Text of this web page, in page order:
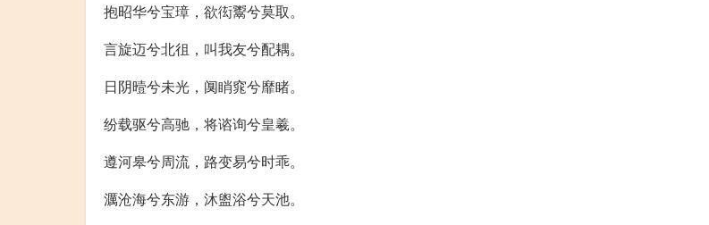
抱昭华兮宝璋，欲衒鬻兮莫取。
言旋迈兮北徂，叫我友兮配耦。
日阴曀兮未光，阒睄窕兮靡睹。
纷载驱兮高驰，将谘询兮皇羲。
遵河皋兮周流，路变易兮时乖。
濿沧海兮东游，沐盥浴兮天池。